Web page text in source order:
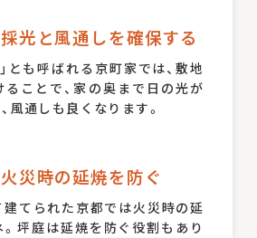
採光と風通しを確保する
とも呼ばれる京町家では、敷地
ことで、家の奥まで日の光が
風通しも良くなります。
火災時の延焼を防ぐ
てられた京都では火災時の延
坪庭は延焼を防ぐ役割もあり